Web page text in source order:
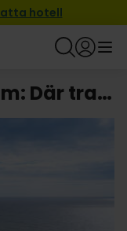
hotell
Krosemester i Bornholm: Där tradition möter hjärtlighet!